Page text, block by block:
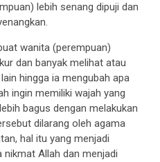
lebih senang dipuji dan
wanita (perempuan)
dan banyak melihat atau
hingga ia mengubah apa
ingin memiliki wajah yang
bagus dengan melakukan
dilarang oleh agama
hal itu yang menjadi
Allah dan menjadi